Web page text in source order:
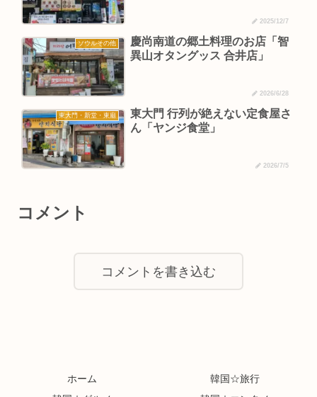
2025/12/7
ソウルその他
慶尚南道の郷土料理のお店「智
異山オタングッス 合井店」
2026/6/28
東大門・新堂・東廟
東大門 行列が絶えない定食屋さ
ん「ヤンジ食堂」
2026/7/5
コメント
コメントを書き込む
ホーム
韓国☆旅行